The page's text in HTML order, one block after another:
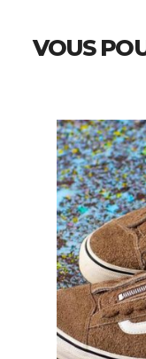
VOUS